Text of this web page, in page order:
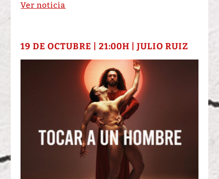
Ver noticia
19 DE OCTUBRE | 21:00H | JULIO RUIZ